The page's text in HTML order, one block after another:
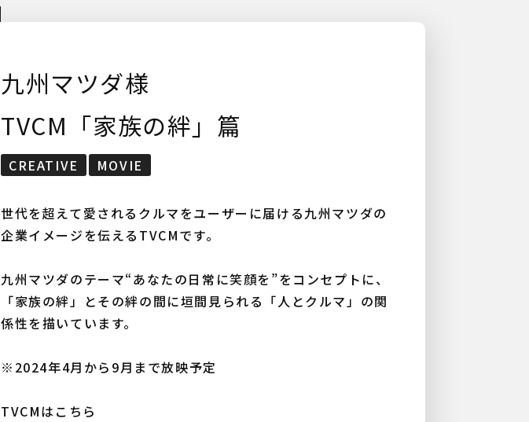
九州マツダ様
TVCM「家族の絆」篇
CREATIVE MOVIE
世代を超えて愛されるクルマをユーザーに届ける九州マツダの
企業イメージを伝えるTVCMです。
九州マツダのテーマ“あなたの日常に笑顔を”をコンセプトに、
「家族の絆」とその絆の間に垣間見られる「人とクルマ」の関
係性を描いています。
※2024年4月から9月まで放映予定
TVCMはこちら